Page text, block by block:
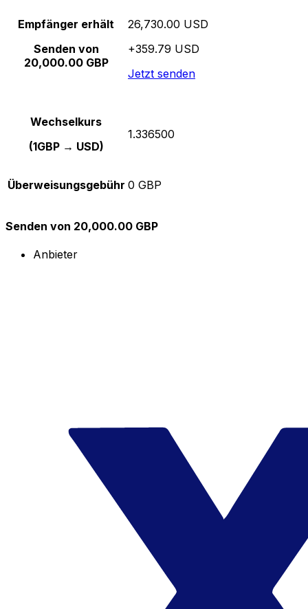
Empfänger erhält
Senden von
20,000.00 GBP
26,730.00 USD
+359.79 USD
Jetzt senden
Wechselkurs
(1GBP → USD)
1.336500
Überweisungsgebühr 0 GBP
Senden von 20,000.00 GBP
Anbieter